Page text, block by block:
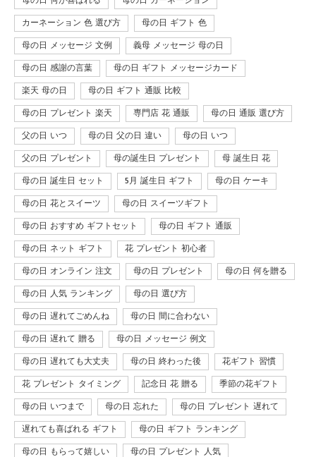
カーネーション 色 選び方 母の日 ギフト 色
母の日 メッセージ 文例 義母 メッセージ 母の日
母の日 感謝の言葉 母の日 ギフト メッセージカード
楽天 母の日 母の日 ギフト 通販 比較
母の日 プレゼント 楽天 専門店 花 通販 母の日 通販 選び方
父の日 いつ 母の日 父の日 違い 母の日 いつ
父の日 プレゼント 母の誕生日 プレゼント 母 誕生日 花
母の日 誕生日 セット 5月 誕生日 ギフト 母の日 ケーキ
母の日 花とスイーツ 母の日 スイーツギフト
母の日 おすすめ ギフトセット 母の日 ギフト 通販
母の日 ネット ギフト 花 プレゼント 初心者
母の日 オンライン 注文 母の日 プレゼント 母の日 何を贈る
母の日 人気 ランキング 母の日 選び方
母の日 遅れてごめんね 母の日 間に合わない
母の日 遅れて 贈る 母の日 メッセージ 例文
母の日 遅れても大丈夫 母の日 終わった後 花ギフト 習慣
花 プレゼント タイミング 記念日 花 贈る 季節の花ギフト
母の日 いつまで 母の日 忘れた 母の日 プレゼント 遅れて
遅れても喜ばれる ギフト 母の日 ギフト ランキング
母の日 もらって嬉しい 母の日 プレゼント 人気